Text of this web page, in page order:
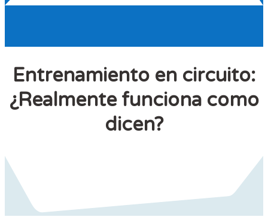
Entrenamiento en circuito:
¿Realmente funciona como
dicen?